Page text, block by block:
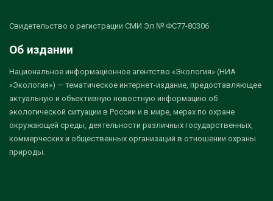
Свидетельство о регистрации СМИ Эл № ФС77-80306
Об издании
Национальное информационное агентство «Экология» (НИА
«Экология») — тематическое интернет-издание, предоставляющее
актуальную и объективную новостную информацию об
экологической ситуации в России и в мире, мерах по охране
окружающей среды, деятельности различных государственных,
коммерческих и общественных организаций в отношении охраны
природы.